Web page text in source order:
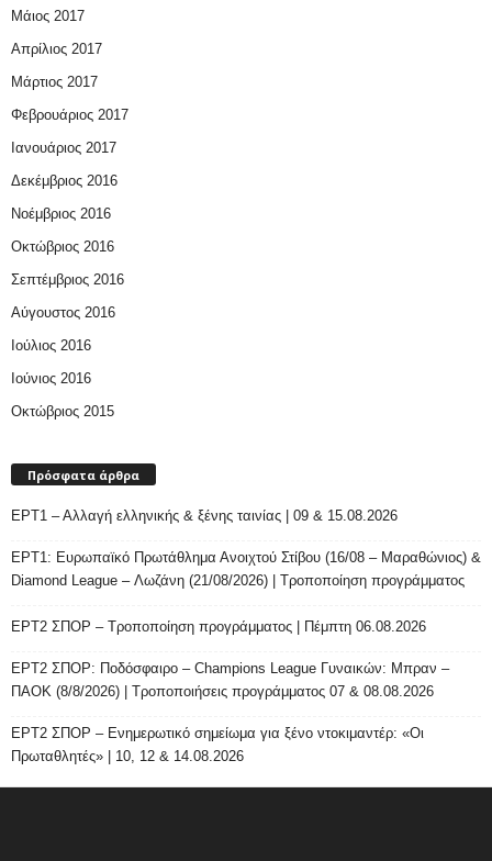
Μάιος 2017
Απρίλιος 2017
Μάρτιος 2017
Φεβρουάριος 2017
Ιανουάριος 2017
Δεκέμβριος 2016
Νοέμβριος 2016
Οκτώβριος 2016
Σεπτέμβριος 2016
Αύγουστος 2016
Ιούλιος 2016
Ιούνιος 2016
Οκτώβριος 2015
Πρόσφατα άρθρα
ΕΡΤ1 – Αλλαγή ελληνικής & ξένης ταινίας | 09 & 15.08.2026
ΕΡΤ1: Ευρωπαϊκό Πρωτάθλημα Ανοιχτού Στίβου (16/08 – Μαραθώνιος) &
Diamond League – Λωζάνη (21/08/2026) | Τροποποίηση προγράμματος
ΕΡΤ2 ΣΠΟΡ – Τροποποίηση προγράμματος | Πέμπτη 06.08.2026
ΕΡΤ2 ΣΠΟΡ: Ποδόσφαιρο – Champions League Γυναικών: Μπραν –
ΠΑΟΚ (8/8/2026) | Τροποποιήσεις προγράμματος 07 & 08.08.2026
ΕΡΤ2 ΣΠΟΡ – Ενημερωτικό σημείωμα για ξένο ντοκιμαντέρ: «Οι
Πρωταθλητές» | 10, 12 & 14.08.2026